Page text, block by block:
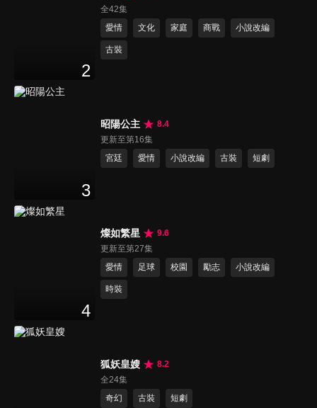
2
全42集
愛情
文化 家庭 商戰 小說改編
古裝
3
昭陽公主
8.4
更新至第16集
宮廷
愛情 小說改編 古裝 短劇
4
燦如繁星
9.6
更新至第27集
愛情
足球 校園 勵志 小說改編
時裝
狐妖皇嫂
8.2
全24集
奇幻
古裝 短劇